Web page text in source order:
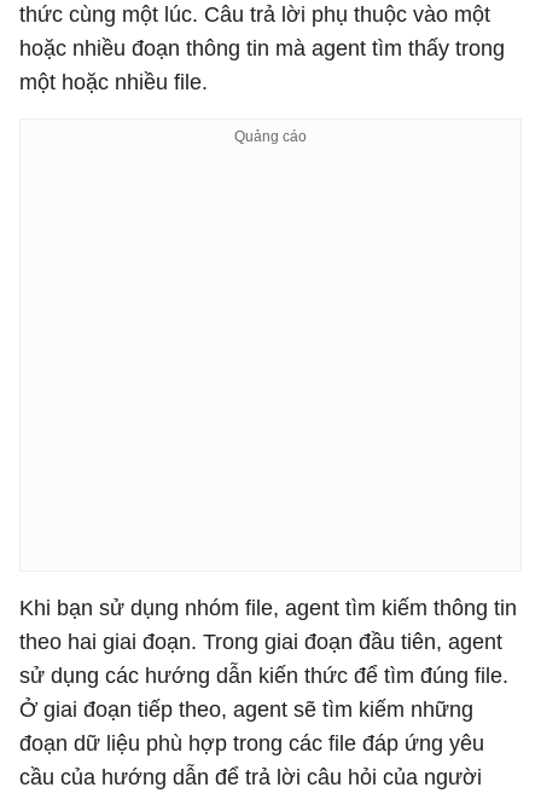
thức cùng một lúc. Câu trả lời phụ thuộc vào một
hoặc nhiều đoạn thông tin mà agent tìm thấy trong
một hoặc nhiều file.
Khi bạn sử dụng nhóm file, agent tìm kiếm thông tin
theo hai giai đoạn. Trong giai đoạn đầu tiên, agent
sử dụng các hướng dẫn kiến ​​thức để tìm đúng file.
Ở giai đoạn tiếp theo, agent sẽ tìm kiếm những
đoạn dữ liệu phù hợp trong các file đáp ứng yêu
cầu của hướng dẫn để trả lời câu hỏi của người